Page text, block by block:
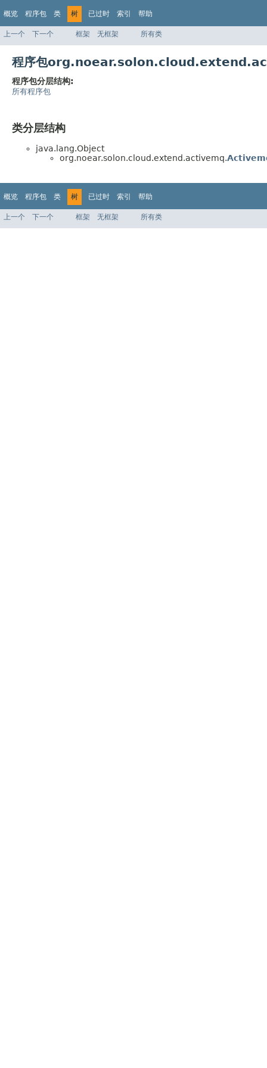
概览 程序包 类 树 已过时 索引 帮助
上一个 下一个 框架 无框架 所有类
程序包
程序包分层结构:
所有程序包
类分层结构
java.lang.Object
org.noear.solon.cloud.extend.activemq.
概览 程序包 类 树 已过时 索引 帮助
上一个 下一个 框架 无框架 所有类